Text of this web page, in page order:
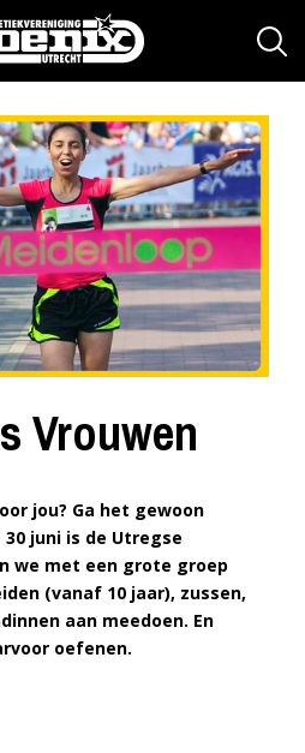
Vrouwen
jou? Ga het gewoon
juni is de Utregse
we met een grote groep
(vanaf 10 jaar), zussen,
aan meedoen. En
oefenen.